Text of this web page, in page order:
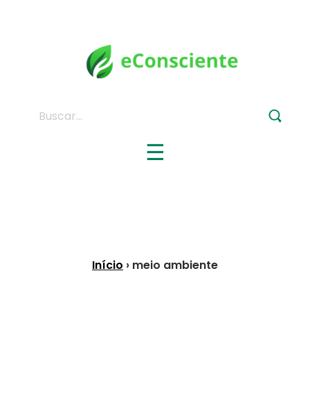
☰
Início › meio ambiente